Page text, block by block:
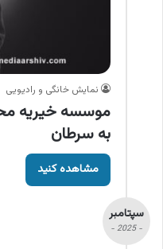
نمایش خانگی و رادیویی
موسسه خیریه
به سرطان
مشاهده کنید
سپتامبر
- 2025 -